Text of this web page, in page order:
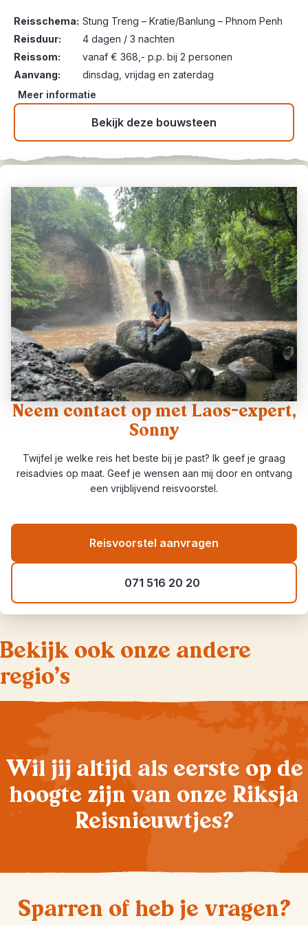
Reisschema: Stung Treng – Kratie/Banlung – Phnom Penh
Reisduur:
4 dagen / 3 nachten
Reissom:
vanaf € 368,- p.p. bij 2 personen
Aanvang:
dinsdag, vrijdag en zaterdag
Meer informatie
Bekijk deze bouwsteen
Neem contact op met Laos-expert,
Sonny
Twijfel je welke reis het beste bij je past? Ik geef je graag
reisadvies op maat. Geef je wensen aan mij door en ontvang
een vrijblijvend reisvoorstel.
Reisvoorstel aanvragen
071 516 20 20
Bekijk ook onze andere
regio's
Wil jij altijd als eerste op de
hoogte zijn van onze Riksja
Reisnieuwtjes?
Sparren of heb je vragen?